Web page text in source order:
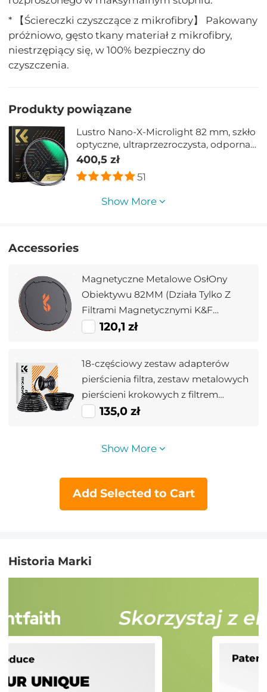
* 【Ściereczki czyszczące z mikrofibry】 Pakowany
próżniowo, gęsto tkany materiał z mikrofibry,
niestrzępiący się, w 100% bezpieczny do
czyszczenia.
Produkty powiązane
Lustro Nano-X-Microlight 82 mm, szkło
optyczne, ultraprzezroczysta, odporna
na zarysowania, przeciwodblaskowa
wodoodporna zielona folia z serii Nano-
X
400,5 zł
51
Show More
Accessories
Magnetyczne Metalowe OsłOny
Obiektywu 82MM (Działa Tylko Z
Filtrami Magnetycznymi K&F
Concept)
120,1 zł
18-częściowy zestaw adapterów
pierścienia filtra, zestaw metalowych
pierścieni krokowych z filtrem
obiektywu aparatu (zawiera 9 szt.
135,0 zł
Show More
Add Selected to Cart
Historia Marki